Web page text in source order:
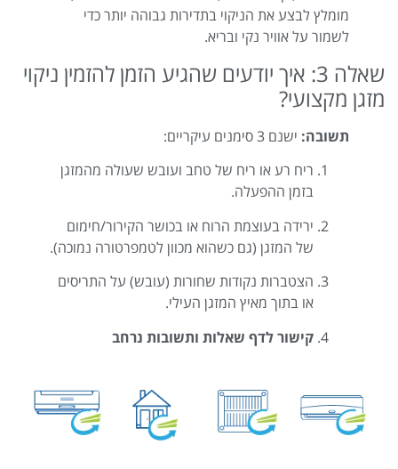
מומלץ לבצע את הניקוי בתדירות גבוהה יותר כדי
לשמור על אוויר נקי ובריא.
שאלה 3: איך יודעים שהגיע הזמן להזמין ניקוי
מזגן מקצועי?
תשובה: ישנם 3 סימנים עיקריים:
ריח רע או ריח של טחב ועובש שעולה מהמזגן
בזמן ההפעלה.
ירידה בעוצמת הרוח או בכושר הקירור/חימום
של המזגן (גם כשהוא מכוון לטמפרטורה נמוכה).
הצטברות נקודות שחורות (עובש) על התריסים
או בתוך מאיץ המזגן העילי.
קישור לדף שאלות ותשובות נרחב